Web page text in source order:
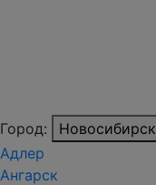
Город:
Новосибирск
Адлер
Ангарск